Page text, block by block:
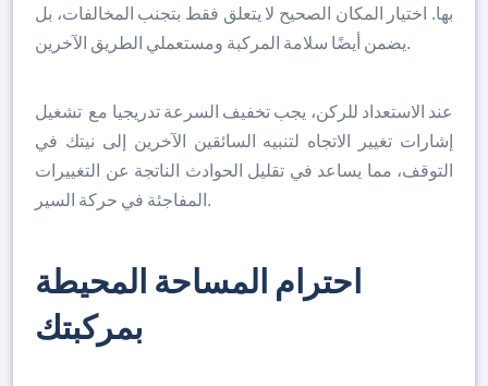
بها. اختيار المكان الصحيح لا يتعلق فقط بتجنب المخالفات، بل
يضمن أيضًا سلامة المركبة ومستعملي الطريق الآخرين.
عند الاستعداد للركن، يجب تخفيف السرعة تدريجيا مع تشغيل
إشارات تغيير الاتجاه لتنبيه السائقين الآخرين إلى نيتك في
التوقف، مما يساعد في تقليل الحوادث الناتجة عن التغييرات
المفاجئة في حركة السير.
احترام المساحة المحيطة
بمركبتك